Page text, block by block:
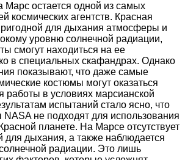
Марс остается одной из самых
космических агентств. Красная
для дыхания атмосферы и
уровню солнечной радиации,
смогут находиться на ее
в специальных скафандрах. Однако
показывают, что даже самые
костюмы могут оказаться
работы в условиях марсианской
испытаний стало ясно, что
не подходят для использования
планете. На Марсе отсутствует
для дыхания, а также наблюдается
радиации. Это лишь